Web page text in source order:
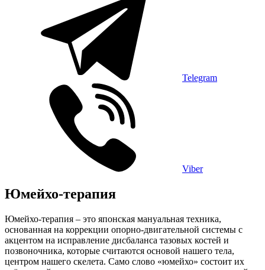
Telegram
Viber
Юмейхо-терапия
Юмейхо-терапия – это японская мануальная техника,
основанная на коррекции опорно-двигательной системы с
акцентом на исправление дисбаланса тазовых костей и
позвоночника, которые считаются основой нашего тела,
центром нашего скелета. Само слово «юмейхо» состоит их